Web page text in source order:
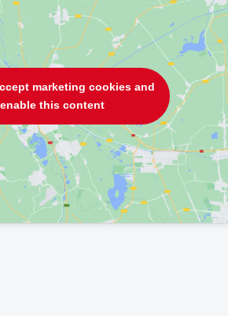
marketing cookies and
enable this content